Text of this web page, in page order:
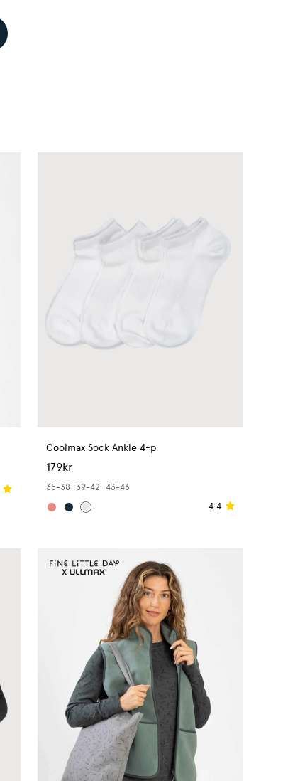
Coolmax Sock Ankle 4-p
179kr
35-38 39-42
43-46
4.4